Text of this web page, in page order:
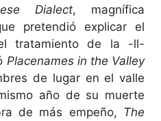
Dialect, magnífica
pretendió explicar el
tratamiento de la -ll-
Placenames in the Valley
de lugar en el valle
año de su muerte
de más empeño, The